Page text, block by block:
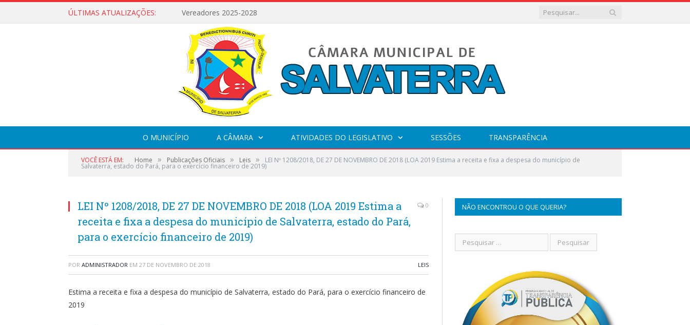
ÚLTIMAS ATUALIZAÇÕES: Vereadores 2025-2028
O MUNICÍPIO A CÂMARA ATIVIDADES DO LEGISLATIVO SESSÕES TRANSPARÊNCIA
VOCÊ ESTÁ EM: Home » Publicações Oficiais » Leis » LEI Nº 1208/2018, DE 27 DE NOVEMBRO DE 2018 (LOA 2019 Estima a receita e fixa a despesa do município de
Salvaterra, estado do Pará, para o exercício financeiro de 2019)
LEI Nº 1208/2018, DE 27 DE NOVEMBRO DE 2018 (LOA 2019 Estima a
receita e fixa a despesa do município de Salvaterra, estado do Pará,
para o exercício financeiro de 2019)
0
POR ADMINISTRADOR EM 27 DE NOVEMBRO DE 2018 LEIS
Estima a receita e fixa a despesa do município de Salvaterra, estado do Pará, para o exercício financeiro de
2019
NÃO ENCONTROU O QUE QUERIA?